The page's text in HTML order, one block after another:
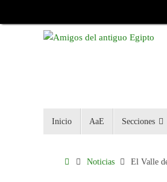
Inicio AaE Secciones
Noticias El Valle